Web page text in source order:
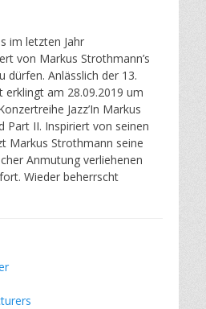
im letzten Jahr
von Markus Strothmann’s
dürfen. Anlässlich der 13.
erklingt am 28.09.2019 um
Jazz’In Markus
Part II. Inspiriert von seinen
Markus Strothmann seine
Anmutung verliehenen
Wieder beherrscht